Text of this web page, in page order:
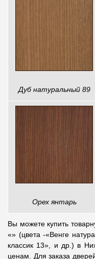
Дуб натуральный 89
Орех янтарь
Вы можете купить
«» (цвета -«Венге
классик 13», и др.) в
ценам. Для заказа